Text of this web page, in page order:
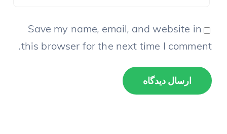
Save my name, email, and website in
this browser for the next time I comment.